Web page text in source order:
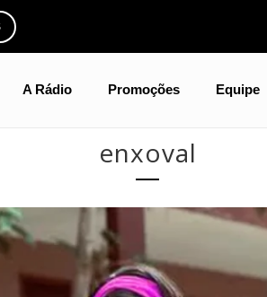
A Rádio Promoções Equipe
enxoval